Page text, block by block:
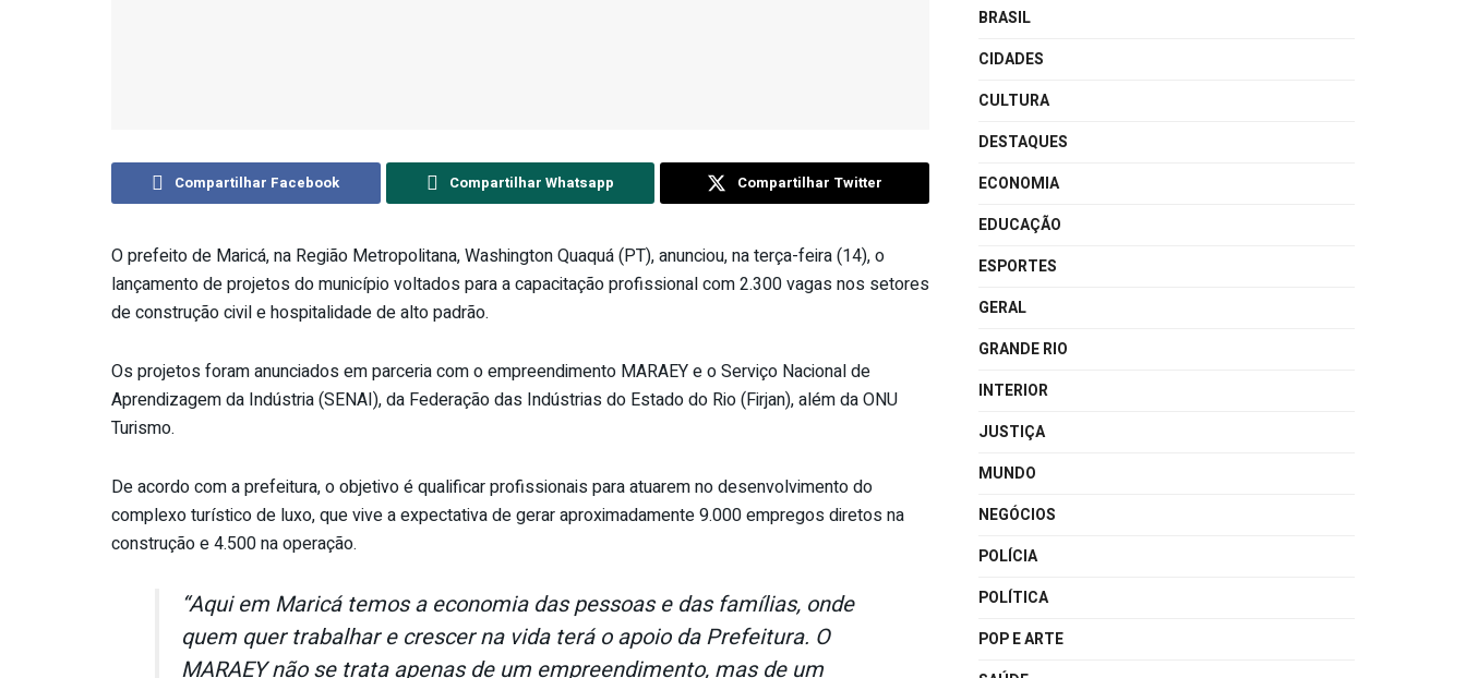
Compartilhar Facebook Compartilhar Whatsapp Compartilhar Twitter
O prefeito de Maricá, na Região Metropolitana, Washington Quaquá (PT), anunciou, na terça-feira (14), o
lançamento de projetos do município voltados para a capacitação profissional com 2.300 vagas nos setores
de construção civil e hospitalidade de alto padrão.
Os projetos foram anunciados em parceria com o empreendimento MARAEY e o Serviço Nacional de
Aprendizagem da Indústria (SENAI), da Federação das Indústrias do Estado do Rio (Firjan), além da ONU
Turismo.
De acordo com a prefeitura, o objetivo é qualificar profissionais para atuarem no desenvolvimento do
complexo turístico de luxo, que vive a expectativa de gerar aproximadamente 9.000 empregos diretos na
construção e 4.500 na operação.
“Aqui em Maricá temos a economia das pessoas e das famílias, onde
quem quer trabalhar e crescer na vida terá o apoio da Prefeitura. O
MARAEY não se trata apenas de um empreendimento, mas de um
BRASIL
CIDADES
CULTURA
DESTAQUES
ECONOMIA
EDUCAÇÃO
ESPORTES
GERAL
GRANDE RIO
INTERIOR
JUSTIÇA
MUNDO
NEGÓCIOS
POLÍCIA
POLÍTICA
POP E ARTE